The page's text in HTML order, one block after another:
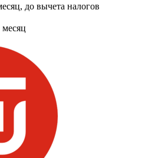
до вычета налогов